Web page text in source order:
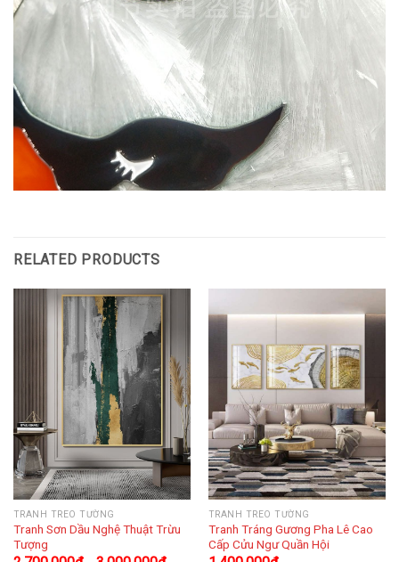
RELATED PRODUCTS
TRANH TREO TƯỜNG
Tranh Sơn Dầu Nghệ Thuật Trừu
Tượng
TRANH TREO TƯỜNG
Tranh Tráng Gương Pha Lê Cao
Cấp Cửu Ngư Quần Hội